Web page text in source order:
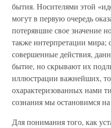
бытия. Носителями этой
могут в первую очередь
потерявшие свое
также интерпретации мира;
совершенные действия,
бытие, но скрывают их
иллюстрации важнейших,
охарактеризованных нами
сознания мы остановимся
Для понимания того, как